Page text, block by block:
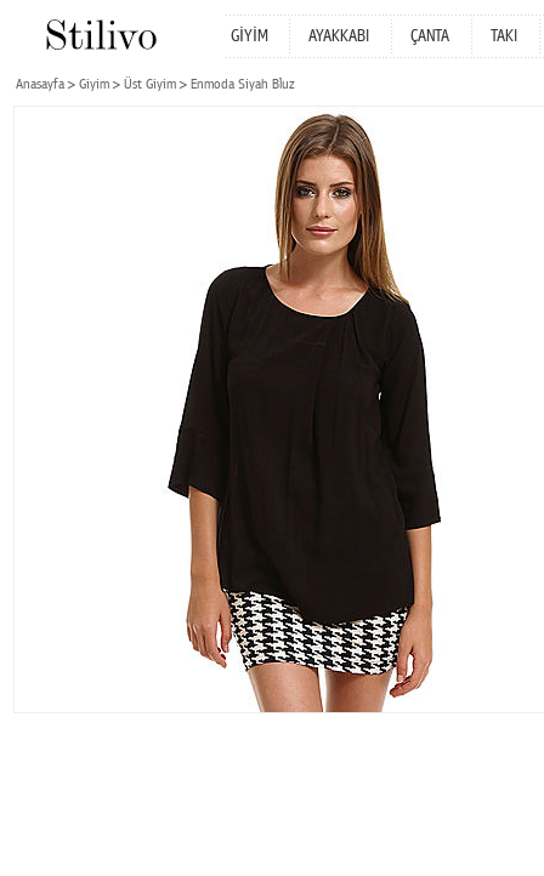
GİYİM AYAKKABI ÇANTA TAKI
Anasayfa Giyim Üst Giyim Enmoda Siyah Bluz